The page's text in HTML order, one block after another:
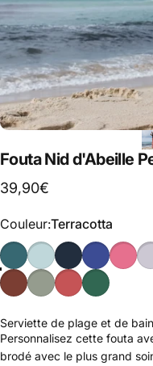
Fouta Nid d'Abeille
39,90€
Couleur
Couleur:Terracotta
Serviette de plage et de
Personnalisez cette fouta
brodé avec le plus grand